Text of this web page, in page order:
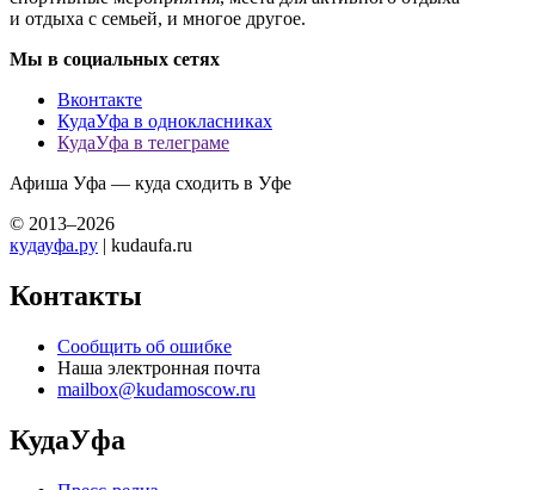
и отдыха с семьей, и многое другое.
Мы в социальных сетях
Вконтакте
КудаУфа в однокласниках
КудаУфа в телеграме
Афиша Уфа — куда сходить в Уфе
© 2013–2026
кудауфа.ру | kudaufa.ru
Контакты
Сообщить об ошибке
Наша электронная почта
mailbox@kudamoscow.ru
КудаУфа